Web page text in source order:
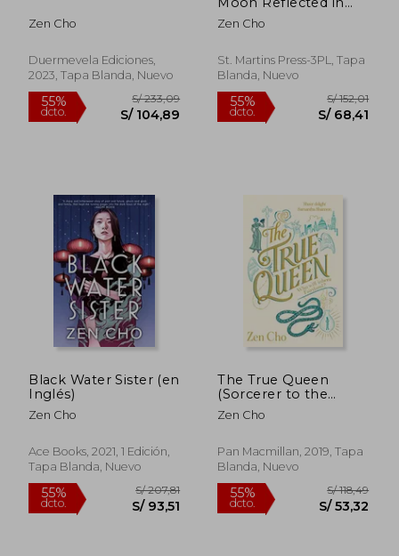
Zen Cho
Duermevela Ediciones,
2023, Tapa Blanda, Nuevo
55%
dcto.
S/ 233,09
S/ 104,89
Water (en Inglés)
Zen Cho
St. Martins Press-3PL, Tapa
Blanda, Nuevo
55%
dcto.
Black Water Sister (en
Inglés)
Zen Cho
Ace Books, 2021, 1 Edición,
Tapa Blanda, Nuevo
The True Queen
(Sorcerer to the
Crown Novels) (en
Inglés)
Zen Cho
Pan Macmillan, 2019, Tapa
Blanda, Nuevo